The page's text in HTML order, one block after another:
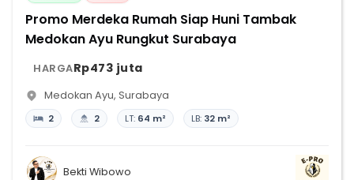
Promo Merdeka Rumah Siap Huni Tambak
Medokan Ayu Rungkut Surabaya
HARGARp473 juta
Medokan Ayu, Surabaya
2 2 LT: 64 m² LB: 32 m²
Bekti Wibowo